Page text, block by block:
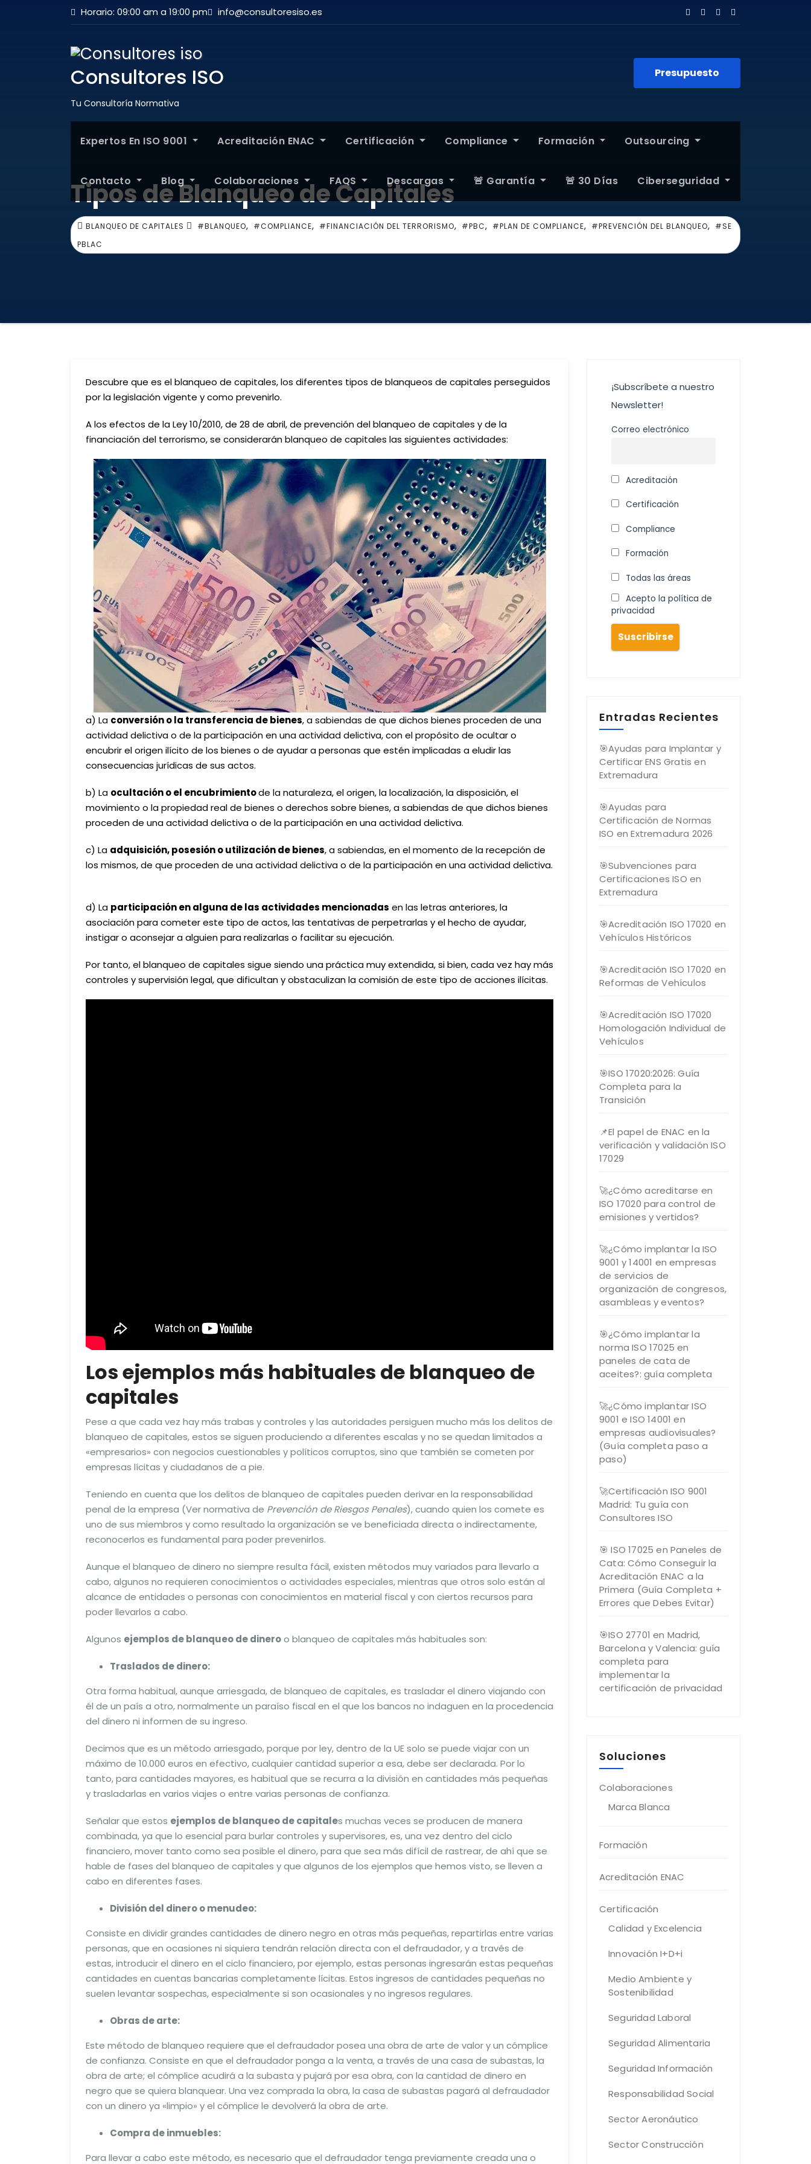
Horario: 09:00 am a 19:00 pm info@consultoresiso.es
Consultores ISO
Tu Consultoría Normativa
Presupuesto
Expertos En ISO 9001 Acreditación ENAC Certificación Compliance Formación Outsourcing
Contacto Blog Colaboraciones FAQS Descargas 🚨 Garantía 🚨 30 Días Ciberseguridad
Tipos de Blanqueo de Capitales
BLANQUEO DE CAPITALES #BLANQUEO, #COMPLIANCE, #FINANCIACIÓN DEL TERRORISMO, #PBC, #PLAN DE COMPLIANCE, #PREVENCIÓN DEL BLANQUEO, #SE
PBLAC
Descubre que es el blanqueo de capitales, los diferentes tipos de blanqueos de capitales perseguidos
por la legislación vigente y como prevenirlo.
A los efectos de la Ley 10/2010, de 28 de abril, de prevención del blanqueo de capitales y de la
financiación del terrorismo, se considerarán blanqueo de capitales las siguientes actividades:
a) La conversión o la transferencia de bienes, a sabiendas de que dichos bienes proceden de una
actividad delictiva o de la participación en una actividad delictiva, con el propósito de ocultar o
encubrir el origen ilícito de los bienes o de ayudar a personas que estén implicadas a eludir las
consecuencias jurídicas de sus actos.
b) La ocultación o el encubrimientode la naturaleza, el origen, la localización, la disposición, el
movimiento o la propiedad real de bienes o derechos sobre bienes, a sabiendas de que dichos bienes
proceden de una actividad delictiva o de la participación en una actividad delictiva.
c) La adquisición, posesión o utilización de bienes, a sabiendas, en el momento de la recepción de
los mismos, de que proceden de una actividad delictiva o de la participación en una actividad delictiva.
d) La participación en alguna de las actividades mencionadas en las letras anteriores, la
asociación para cometer este tipo de actos, las tentativas de perpetrarlas y el hecho de ayudar,
instigar o aconsejar a alguien para realizarlas o facilitar su ejecución.
Por tanto, el blanqueo de capitales sigue siendo una práctica muy extendida, si bien, cada vez hay más
controles y supervisión legal, que dificultan y obstaculizan la comisión de este tipo de acciones ilícitas.
Los ejemplos más habituales de blanqueo de
capitales
Pese a que cada vez hay más trabas y controles y las autoridades persiguen mucho más los delitos de
blanqueo de capitales, estos se siguen produciendo a diferentes escalas y no se quedan limitados a
«empresarios» con negocios cuestionables y políticos corruptos, sino que también se cometen por
empresas lícitas y ciudadanos de a pie.
Teniendo en cuenta que los delitos de blanqueo de capitales pueden derivar en la responsabilidad
penal de la empresa (Ver normativa de Prevención de Riesgos Penales), cuando quien los comete es
uno de sus miembros y como resultado la organización se ve beneficiada directa o indirectamente,
reconocerlos es fundamental para poder prevenirlos.
Aunque el blanqueo de dinero no siempre resulta fácil, existen métodos muy variados para llevarlo a
cabo, algunos no requieren conocimientos o actividades especiales, mientras que otros solo están al
alcance de entidades o personas con conocimientos en material fiscal y con ciertos recursos para
poder llevarlos a cabo.
Algunos ejemplos de blanqueo de dineroo blanqueo de capitales más habituales son:
Traslados de dinero:
Otra forma habitual, aunque arriesgada, de blanqueo de capitales, es trasladar el dinero viajando con
él de un país a otro, normalmente un paraíso fiscal en el que los bancos no indaguen en la procedencia
del dinero ni informen de su ingreso.
Decimos que es un método arriesgado, porque por ley, dentro de la UE solo se puede viajar con un
máximo de 10.000 euros en efectivo, cualquier cantidad superior a esa, debe ser declarada. Por lo
tanto, para cantidades mayores, es habitual que se recurra a la división en cantidades más pequeñas
y trasladarlas en varios viajes o entre varias personas de confianza.
Señalar que estos ejemplos de blanqueo de capitales muchas veces se producen de manera
combinada, ya que lo esencial para burlar controles y supervisores, es, una vez dentro del ciclo
financiero, mover tanto como sea posible el dinero, para que sea más difícil de rastrear, de ahí que se
hable de fases del blanqueo de capitales y que algunos de los ejemplos que hemos visto, se lleven a
cabo en diferentes fases.
División del dinero o menudeo:
Consiste en dividir grandes cantidades de dinero negro en otras más pequeñas, repartirlas entre varias
personas, que en ocasiones ni siquiera tendrán relación directa con el defraudador, y a través de
estas, introducir el dinero en el ciclo financiero, por ejemplo, estas personas ingresarán estas pequeñas
cantidades en cuentas bancarias completamente lícitas. Estos ingresos de cantidades pequeñas no
suelen levantar sospechas, especialmente si son ocasionales y no ingresos regulares.
Obras de arte:
Este método de blanqueo requiere que el defraudador posea una obra de arte de valor y un cómplice
de confianza. Consiste en que el defraudador ponga a la venta, a través de una casa de subastas, la
obra de arte; el cómplice acudirá a la subasta y pujará por esa obra, con la cantidad de dinero en
negro que se quiera blanquear. Una vez comprada la obra, la casa de subastas pagará al defraudador
con un dinero ya «limpio» y el cómplice le devolverá la obra de arte.
Compra de inmuebles:
Para llevar a cabo este método, es necesario que el defraudador tenga previamente creada una o
¡Subscríbete a nuestro
Newsletter!
Correo electrónico
Acreditación
Certificación
Compliance
Formación
Todas las áreas
Acepto la política de
privacidad
Entradas Recientes
🎯Ayudas para Implantar y
Certificar ENS Gratis en
Extremadura
🎯Ayudas para
Certificación de Normas
ISO en Extremadura 2026
🎯Subvenciones para
Certificaciones ISO en
Extremadura
🎯Acreditación ISO 17020 en
Vehículos Históricos
🎯Acreditación ISO 17020 en
Reformas de Vehículos
🎯Acreditación ISO 17020
Homologación Individual de
Vehículos
🎯ISO 17020:2026: Guía
Completa para la
Transición
📌El papel de ENAC en la
verificación y validación ISO
17029
🚀¿Cómo acreditarse en
ISO 17020 para control de
emisiones y vertidos?
🚀¿Cómo implantar la ISO
9001 y 14001 en empresas
de servicios de
organización de congresos,
asambleas y eventos?
🎯¿Cómo implantar la
norma ISO 17025 en
paneles de cata de
aceites?: guía completa
🚀¿Cómo implantar ISO
9001 e ISO 14001 en
empresas audiovisuales?
(Guía completa paso a
paso)
🚀Certificación ISO 9001
Madrid: Tu guía con
Consultores ISO
🎯 ISO 17025 en Paneles de
Cata: Cómo Conseguir la
Acreditación ENAC a la
Primera (Guía Completa +
Errores que Debes Evitar)
🎯ISO 27701 en Madrid,
Barcelona y Valencia: guía
completa para
implementar la
certificación de privacidad
Soluciones
Colaboraciones
Marca Blanca
Formación
Acreditación ENAC
Certificación
Calidad y Excelencia
Innovación I+D+i
Medio Ambiente y
Sostenibilidad
Seguridad Laboral
Seguridad Alimentaria
Seguridad Información
Responsabilidad Social
Sector Aeronáutico
Sector Construcción